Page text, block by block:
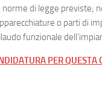
di legge previste;
o parti di
funzionale
PER QUESTA